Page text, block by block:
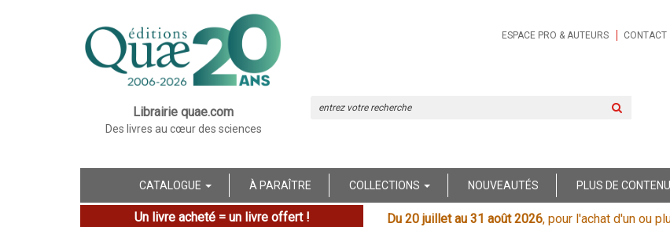
Librairie quae.com
Des livres au cœur des sciences
ESPACE PRO & AUTEURS CONTACT
CATALOGUE À PARAÎTRE COLLECTIONS NOUVEAUTÉS PLUS DE
Un livre acheté = un livre offert ! Du 20 juillet au 31 août 2026, pour l'achat d'un ou